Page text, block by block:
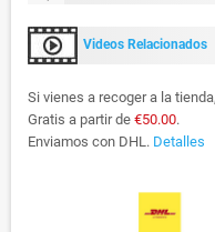
Videos Relacionados
Si vienes a recoger a la
Gratis a partir de €50.00.
Enviamos con DHL. Detalles